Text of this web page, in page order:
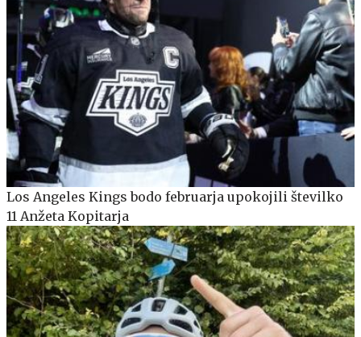
Los Angeles Kings bodo februarja upokojili številko
11 Anžeta Kopitarja